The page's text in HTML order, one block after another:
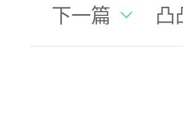
下一篇